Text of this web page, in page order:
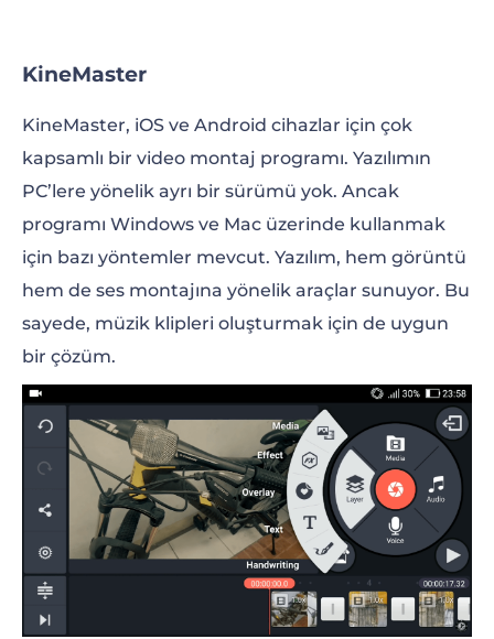
KineMaster
KineMaster, iOS ve Android cihazlar için çok
kapsamlı bir video montaj programı. Yazılımın
PC’lere yönelik ayrı bir sürümü yok. Ancak
programı Windows ve Mac üzerinde kullanmak
için bazı yöntemler mevcut. Yazılım, hem görüntü
hem de ses montajına yönelik araçlar sunuyor. Bu
sayede, müzik klipleri oluşturmak için de uygun
bir çözüm.